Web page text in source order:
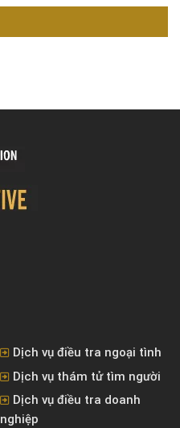
Dịch vụ điều tra ngoại tình
Dịch vụ thám tử tìm người
Dịch vụ điều tra doanh
nghiệp